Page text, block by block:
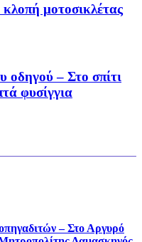
μοτοσικλέτας
οδηγού – Στο σπίτι
φυσίγγια
– Στο Αργυρό